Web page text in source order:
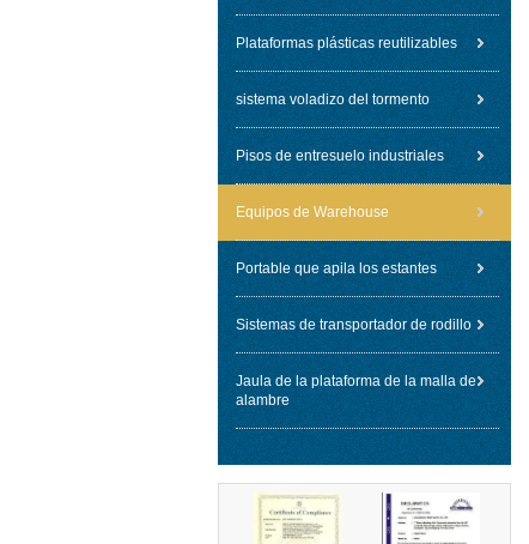
Plataformas plásticas reutilizables
sistema voladizo del tormento
Pisos de entresuelo industriales
Equipos de Warehouse
Portable que apila los estantes
Sistemas de transportador de rodillo
Jaula de la plataforma de la malla de
alambre